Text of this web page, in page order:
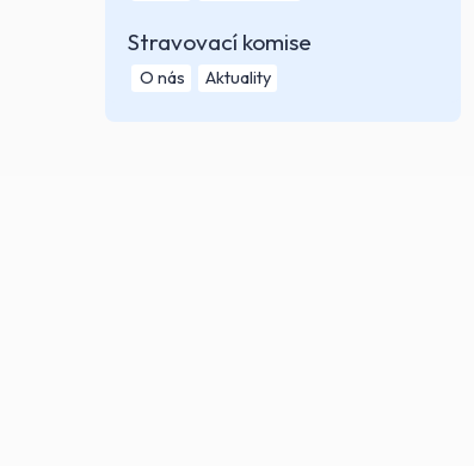
Stravovací komise
O nás Aktuality